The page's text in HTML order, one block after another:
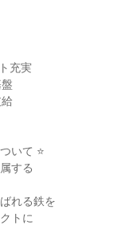
充実
いて ⭐
する
れる鉄を
トに